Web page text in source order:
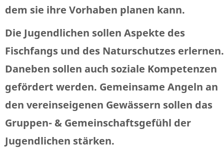
dem sie ihre Vorhaben planen kann.
Die Jugendlichen sollen Aspekte des
Fischfangs und des Naturschutzes erlernen.
Daneben sollen auch soziale Kompetenzen
gefördert werden. Gemeinsame Angeln an
den vereinseigenen Gewässern sollen das
Gruppen- & Gemeinschaftsgefühl der
Jugendlichen stärken.